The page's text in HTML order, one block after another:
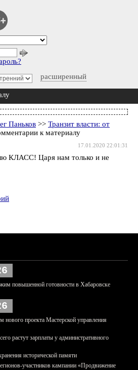
расширенный
Паньков >> Транзит власти: от
к материалу
17.01.2020 22:01:31
КЛАСС! Царя нам только и не
повышенной готовности в Хабаровске
проекта Мастерской управления
растут зарплаты у административного
исторической памяти
участников кампании «Продвижение